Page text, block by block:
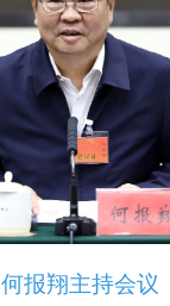
何报翔主持会议